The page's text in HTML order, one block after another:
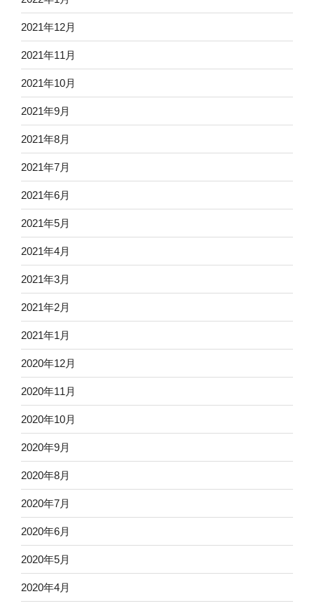
2021年12月
2021年11月
2021年10月
2021年9月
2021年8月
2021年7月
2021年6月
2021年5月
2021年4月
2021年3月
2021年2月
2021年1月
2020年12月
2020年11月
2020年10月
2020年9月
2020年8月
2020年7月
2020年6月
2020年5月
2020年4月